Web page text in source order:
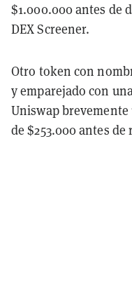
$1.000.000 antes de
DEX Screener.
Otro token con
y emparejado con
Uniswap brevemente
de $253.000 antes de